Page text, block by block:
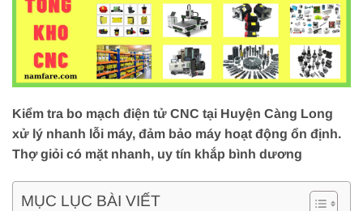
Kiểm tra bo mạch điện tử CNC tại Huyện Càng Long
xử lý nhanh lỗi máy, đảm bảo máy hoạt động ổn định.
Thợ giỏi có mặt nhanh, uy tín khắp bình dương
MỤC LỤC BÀI VIẾT